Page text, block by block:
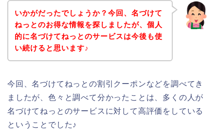
いかがだったでしょうか？今回、名づけて
ねっとのお得な情報を探しましたが、個人
的に名づけてねっとのサービスは今後も使
い続けると思います♪
今回、名づけてねっとの割引クーポンなどを調べてき
ましたが、色々と調べて分かったことは、多くの人が
名づけてねっとのサービスに対して高評価をしている
ということでした♪